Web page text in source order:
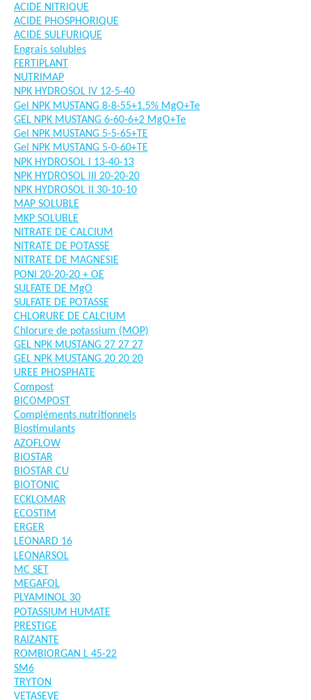
ACIDE NITRIQUE
ACIDE PHOSPHORIQUE
ACIDE SULFURIQUE
Engrais solubles
FERTIPLANT
NUTRIMAP
NPK HYDROSOL IV 12-5-40
Gel NPK MUSTANG 8-8-55+1.5% MgO+Te
GEL NPK MUSTANG 6-60-6+2 MgO+Te
Gel NPK MUSTANG 5-5-65+TE
Gel NPK MUSTANG 5-0-60+TE
NPK HYDROSOL I 13-40-13
NPK HYDROSOL III 20-20-20
NPK HYDROSOL II 30-10-10
MAP SOLUBLE
MKP SOLUBLE
NITRATE DE CALCIUM
NITRATE DE POTASSE
NITRATE DE MAGNESIE
PONI 20-20-20 + OE
SULFATE DE MgO
SULFATE DE POTASSE
CHLORURE DE CALCIUM
Chlorure de potassium (MOP)
GEL NPK MUSTANG 27 27 27
GEL NPK MUSTANG 20 20 20
UREE PHOSPHATE
Compost
BICOMPOST
Compléments nutritionnels
Biostimulants
AZOFLOW
BIOSTAR
BIOSTAR CU
BIOTONIC
ECKLOMAR
ECOSTIM
ERGER
LEONARD 16
LEONARSOL
MC SET
MEGAFOL
PLYAMINOL 30
POTASSIUM HUMATE
PRESTIGE
RAIZANTE
ROMBIORGAN L 45-22
SM6
TRYTON
VETASEVE